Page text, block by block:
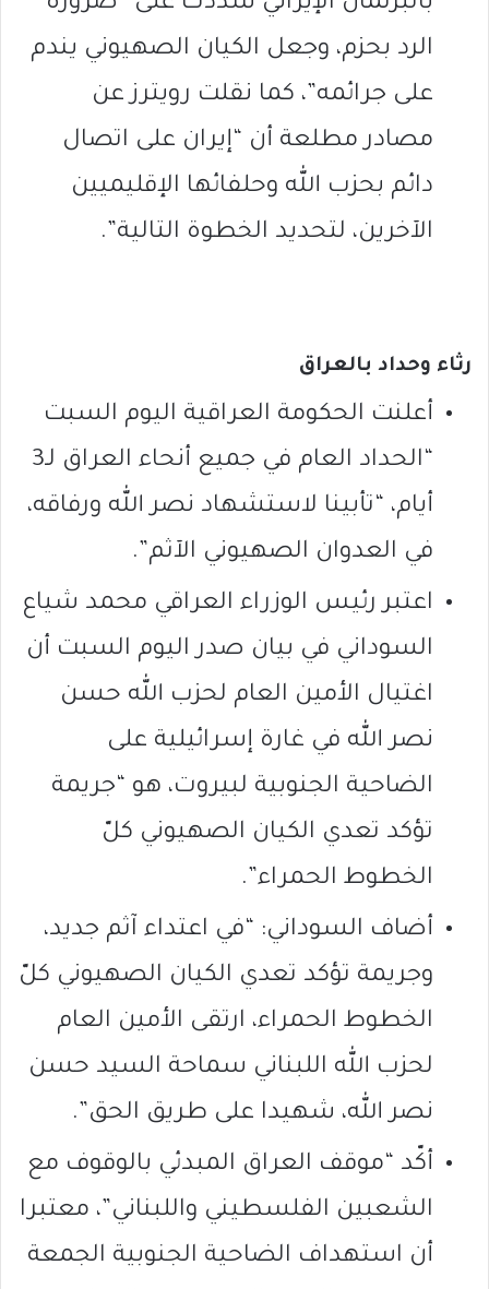
الرد بحزم، وجعل الكيان الصهيوني يندم
على جرائمه”، كما نقلت رويترز عن
مصادر مطلعة أن “إيران على اتصال
دائم بحزب الله وحلفائها الإقليميين
الآخرين، لتحديد الخطوة التالية”.
رثاء وحداد بالعراق
أعلنت الحكومة العراقية اليوم السبت
“الحداد العام في جميع أنحاء العراق لـ3
أيام، “تأبينا لاستشهاد نصر الله ورفاقه،
في العدوان الصهيوني الآثم”.
اعتبر رئيس الوزراء العراقي محمد شياع
السوداني في بيان صدر اليوم السبت أن
اغتيال الأمين العام لحزب الله حسن
نصر الله في غارة إسرائيلية على
الضاحية الجنوبية لبيروت، هو “جريمة
تؤكد تعدي الكيان الصهيوني كلّ
الخطوط الحمراء”.
أضاف السوداني: “في اعتداء آثم جديد،
وجريمة تؤكد تعدي الكيان الصهيوني كلّ
الخطوط الحمراء، ارتقى الأمين العام
لحزب الله اللبناني سماحة السيد حسن
نصر الله، شهيدا على طريق الحق”.
أكّد “موقف العراق المبدئي بالوقوف مع
الشعبين الفلسطيني واللبناني”، معتبرا
أن استهداف الضاحية الجنوبية الجمعة